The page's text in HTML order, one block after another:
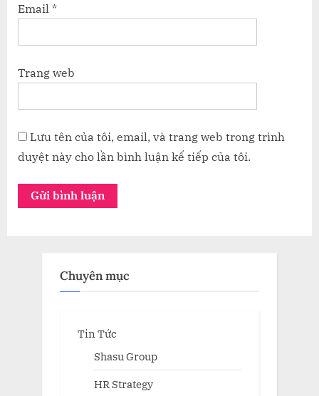
Email *
Trang web
Lưu tên của tôi, email, và trang web trong trình
duyệt này cho lần bình luận kế tiếp của tôi.
Chuyên mục
Tin Tức
Shasu Group
HR Strategy